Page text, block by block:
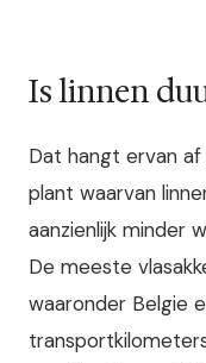
Is linnen
Dat hangt ervan
plant waarvan
aanzienlijk minder
De meeste
waaronder Belgie